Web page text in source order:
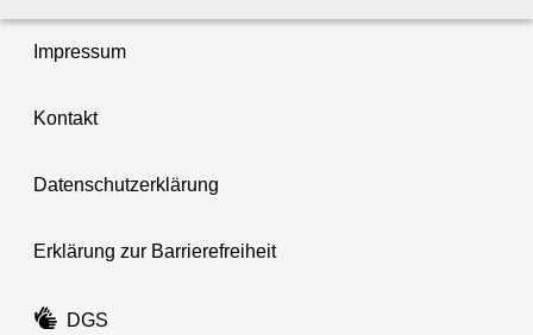
Impressum
Kontakt
Datenschutzerklärung
Erklärung zur Barrierefreiheit
DGS